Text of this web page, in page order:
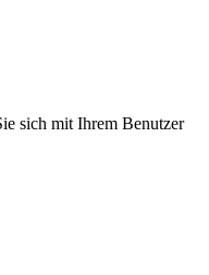
sich mit Ihrem Benutzer